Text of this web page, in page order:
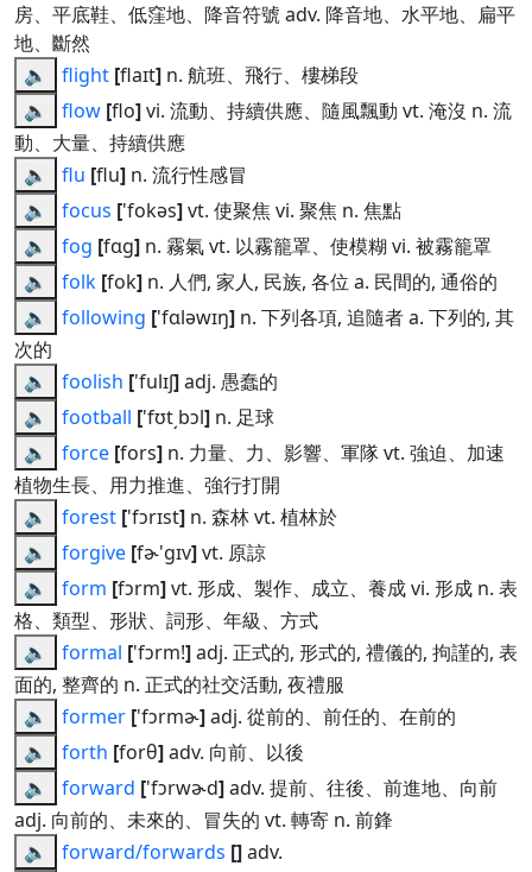
房、平底鞋、低窪地、降音符號 adv. 降音地、水平地、扁平
地、斷然
🔈
flight [flaɪt] n. 航班、飛行、樓梯段
🔈
flow [flo]vi. 流動、持續供應、隨風飄動 vt. 淹沒 n. 流
動、大量、持續供應
🔈
flu [flu] n. 流行性感冒
🔈
focus ['fokəs]vt. 使聚焦 vi. 聚焦 n. 焦點
🔈
fog [fɑg] n. 霧氣 vt. 以霧籠罩、使模糊 vi. 被霧籠罩
🔈
folk [fok] n. 人們, 家人, 民族, 各位 a. 民間的, 通俗的
🔈
following ['fɑləwɪŋ] n. 下列各項, 追隨者 a. 下列的, 其
次的
🔈
foolish ['fulɪʃ]adj. 愚蠢的
🔈
football ['fʊt͵bɔl] n. 足球
🔈
force [fors] n. 力量、力、影響、軍隊 vt. 強迫、加速
植物生長、用力推進、強行打開
🔈
forest ['fɔrɪst] n. 森林 vt. 植林於
🔈
forgive [fɚ'gɪv]vt. 原諒
🔈
form [fɔrm]vt. 形成、製作、成立、養成 vi. 形成 n. 表
格、類型、形狀、詞形、年級、方式
🔈
formal ['fɔrm!]adj. 正式的, 形式的, 禮儀的, 拘謹的, 表
面的, 整齊的 n. 正式的社交活動, 夜禮服
🔈
former ['fɔrmɚ]adj. 從前的、前任的、在前的
🔈
forth [forθ]adv. 向前、以後
🔈
forward ['fɔrwɚd]adv. 提前、往後、前進地、向前
adj. 向前的、未來的、冒失的 vt. 轉寄 n. 前鋒
🔈
forward/forwards []adv.